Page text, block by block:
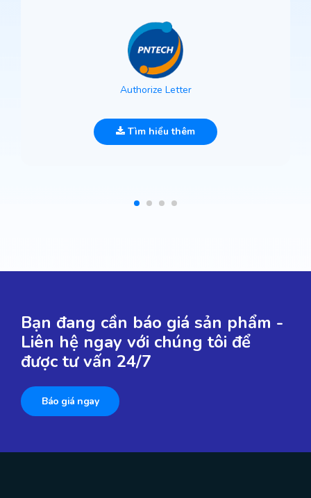
Authorize Letter
Tìm hiểu thêm
Bạn đang cần báo giá sản phẩm -
Liên hệ ngay với chúng tôi để
được tư vấn 24/7
Báo giá ngay